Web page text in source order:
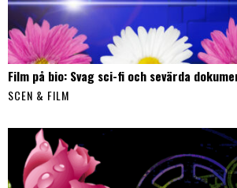
Film på bio: Svag sci-fi och sevärda
SCEN & FILM